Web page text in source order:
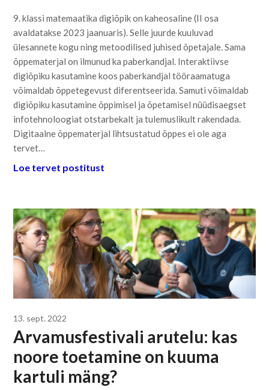
9. klassi matemaatika digiõpik on kaheosaline (II osa
avaldatakse 2023 jaanuaris). Selle juurde kuuluvad
ülesannete kogu ning metoodilised juhised õpetajale. Sama
õppematerjal on ilmunud ka paberkandjal. Interaktiivse
digiõpiku kasutamine koos paberkandjal tööraamatuga
võimaldab õppetegevust diferentseerida. Samuti võimaldab
digiõpiku kasutamine õppimisel ja õpetamisel nüüdisaegset
infotehnoloogiat otstarbekalt ja tulemuslikult rakendada.
Digitaalne õppematerjal lihtsustatud õppes ei ole aga
tervet…
Loe tervet postitust
13. sept. 2022
Arvamusfestivali arutelu: kas
noore toetamine on kuuma
kartuli mäng?